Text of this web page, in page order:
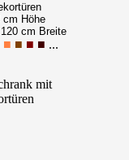
cm Höhe
cm Breite
■ ■ ■ ■ ...